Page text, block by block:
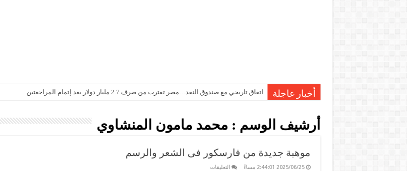
أخبار عاجلة اتفاق تاريخي مع صندوق النقد…مصر تقترب من صرف 2.7 مليار دولار بعد إتمام المراجعتين
أرشيف الوسم : محمد مامون المنشاوي
موهبة جديدة من فارسكور فى الشعر والرسم
2025/06/25 2:44:01 مساءً التعليقات